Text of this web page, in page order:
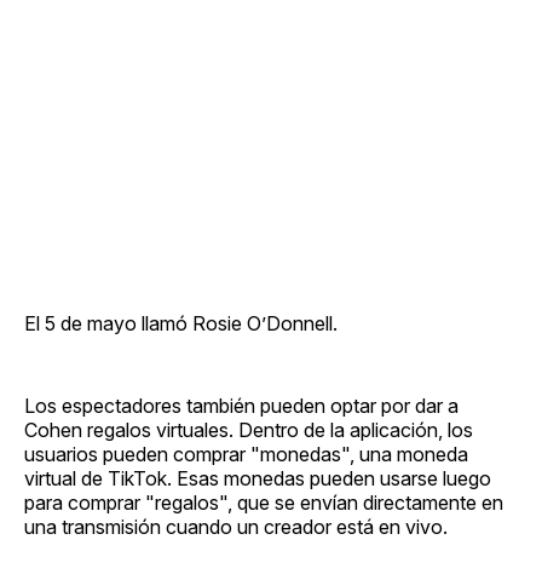
El 5 de mayo llamó Rosie O’Donnell.
Los espectadores también pueden optar por dar a
Cohen regalos virtuales. Dentro de la aplicación, los
usuarios pueden comprar "monedas", una moneda
virtual de TikTok. Esas monedas pueden usarse luego
para comprar "regalos", que se envían directamente en
una transmisión cuando un creador está en vivo.